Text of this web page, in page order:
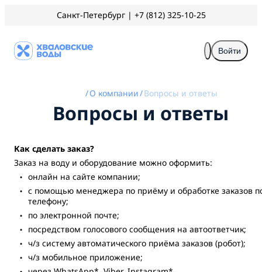
Санкт-Петербург| +7 (812) 325-10-25
Войти
/О компании/Вопросы и ответы
Вопросы и ответы
Как сделать заказ?
Заказ на воду и оборудование можно оформить:
онлайн на сайте компании;
с помощью менеджера по приёму и обработке заказов
телефону;
по электронной почте;
посредством голосового сообщения на автоответчик;
ч/з систему автоматического приёма заказов (робот);
ч/з мобильное приложение;